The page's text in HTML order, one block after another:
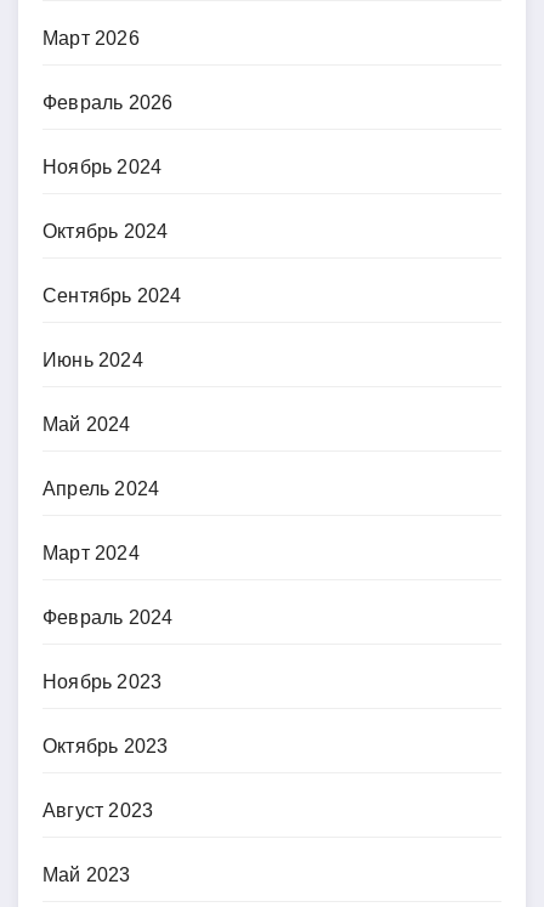
Март 2026
Февраль 2026
Ноябрь 2024
Октябрь 2024
Сентябрь 2024
Июнь 2024
Май 2024
Апрель 2024
Март 2024
Февраль 2024
Ноябрь 2023
Октябрь 2023
Август 2023
Май 2023